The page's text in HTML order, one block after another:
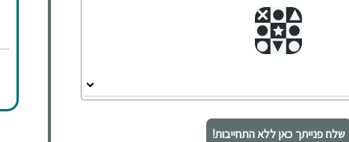
שלח פנייתך כאן ללא התחייבות!